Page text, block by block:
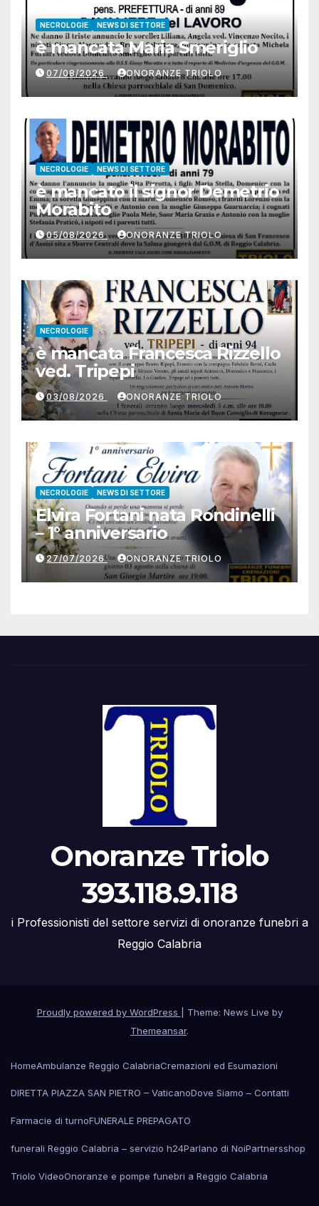
NECROLOGIE NEWS DI SETTORE
è mancata Maria Smeriglio
07/08/2026 ONORANZE TRIOLO
NECROLOGIE NEWS DI SETTORE
è mancato il signor Demetrio
Morabito
05/08/2026 ONORANZE TRIOLO
NECROLOGIE
è mancata Francesca Rizzello
ved. Tripepi
03/08/2026 ONORANZE TRIOLO
NECROLOGIE NEWS DI SETTORE
Elvira Fortani nata Rondinelli
– 1° anniversario
27/07/2026 ONORANZE TRIOLO
Onoranze Triolo
393.118.9.118
i Professionisti del settore servizi di onoranze funebri a
Reggio Calabria
Proudly powered by WordPress
Theme: News Live by
Themeansar.
HomeAmbulanze Reggio CalabriaCremazioni ed Esumazioni
DIRETTA PIAZZA SAN PIETRO – VaticanoDove Siamo – Contatti
Farmacie di turnoFUNERALE PREPAGATO
funerali Reggio Calabria – servizio h24Parlano di NoiPartnersshop
Triolo VideoOnoranze e pompe funebri a Reggio Calabria